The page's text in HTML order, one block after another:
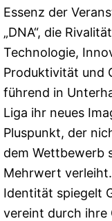
Essenz der
„DNA“, die
Technologie,
Produktivität und
führend in
Liga ihr neues
Pluspunkt, der
dem Wettbewerb
Mehrwert
Identität spiegelt
vereint durch ihre